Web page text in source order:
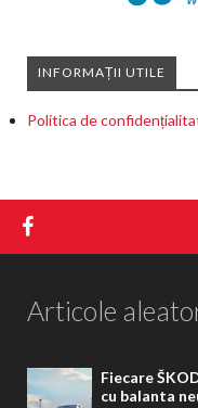
INFORMAȚII UTILE
Politica de
Articole
Fiecare
cu balanta